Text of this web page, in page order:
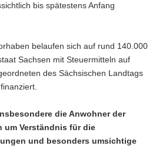
bis spätestens Anfang
belaufen sich auf rund 140.000
Sachsen mit Steuermitteln auf
des Sächsischen Landtags
die Anwohner der
um Verständnis für die
und besonders umsichtige